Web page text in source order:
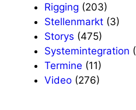
Rigging (203)
Stellenmarkt (3)
Storys (475)
Systemintegration
Termine (11)
Video (276)